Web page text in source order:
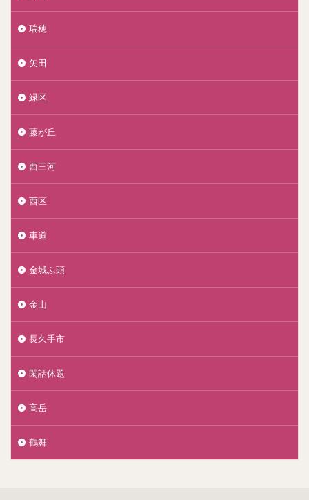
瑞穂
矢田
緑区
藤が丘
西三河
西区
車道
金城ふ頭
金山
長久手市
閑話休題
高岳
鶴舞